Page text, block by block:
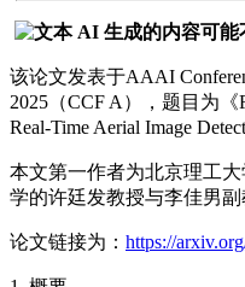
该论文发表于AAAI
2025（CCF A），题目为《
Real-Time Aerial Image
本文第一作者为北京理工
学的许廷发教授与李佳男副
论文链接为： https://